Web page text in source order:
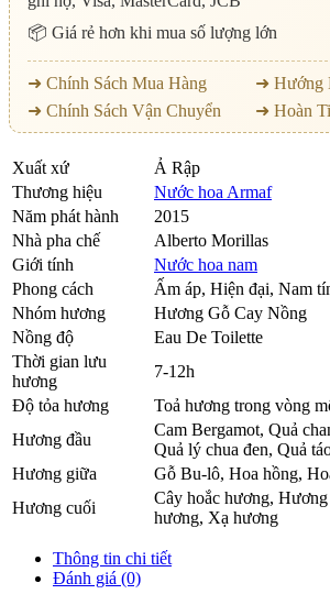
📦 Giá rẻ hơn khi mua số lượng lớn
➜ Chính Sách Mua Hàng
➜ Hướng
➜ Chính Sách Vận Chuyển
➜ Hoàn
Xuất xứ
Ả Rập
Thương hiệu
Nước hoa Armaf
Năm phát hành
2015
Nhà pha chế
Alberto Morillas
Giới tính
Nước hoa nam
Phong cách
Ấm áp, Hiện đại, Nam
Nhóm hương
Hương Gỗ Cay Nồng
Nồng độ
Eau De Toilette
Thời gian lưu
hương
7-12h
Độ tỏa hương
Toả hương trong vòng
Hương đầu
Cam Bergamot, Quả
Quả lý chua đen, Quả
Hương giữa
Gỗ Bu-lô, Hoa hồng,
Hương cuối
Cây hoắc hương,
hương, Xạ hương
Thông tin chi tiết
Đánh giá (0)